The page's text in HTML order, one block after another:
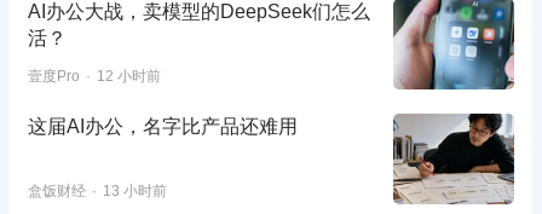
AI办公大战，卖模型的DeepSeek们怎么
活？
壹度Pro 12 小时前
这届AI办公，名字比产品还难用
盒饭财经 13 小时前